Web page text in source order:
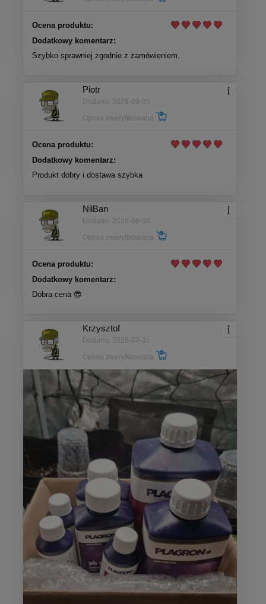
Ocena produktu:
Dodatkowy komentarz:
Szybko sprawniej zgodnie z zamówieniem.
Piotr
Dodano: 2026-08-05
Opinia zweryfikowana
Ocena produktu:
Dodatkowy komentarz:
Produkt dobry i dostawa szybka
NilBan
Dodano: 2026-08-04
Opinia zweryfikowana
Ocena produktu:
Dodatkowy komentarz:
Dobra cena 😎
Krzysztof
Dodano: 2026-07-31
Opinia zweryfikowana